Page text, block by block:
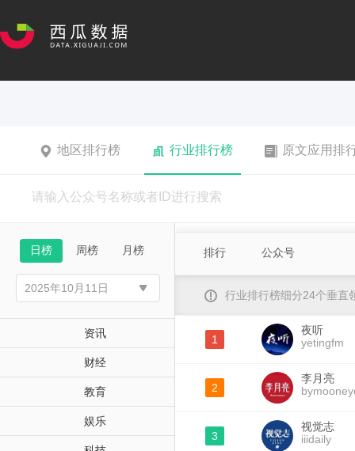
地区排行榜 行业排行榜 原文应用排
日榜 周榜 月榜
资讯
财经
教育
娱乐
排行 公众号
行业排行榜细分24个垂直
1
夜听
yetingfm
2
李月亮
3
视觉志
iiidaily